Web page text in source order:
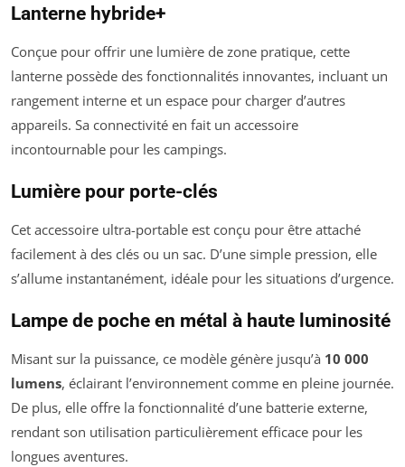
Lanterne hybride+
Conçue pour offrir une lumière de zone pratique, cette
lanterne possède des fonctionnalités innovantes, incluant un
rangement interne et un espace pour charger d’autres
appareils. Sa connectivité en fait un accessoire
incontournable pour les campings.
Lumière pour porte-clés
Cet accessoire ultra-portable est conçu pour être attaché
facilement à des clés ou un sac. D’une simple pression, elle
s’allume instantanément, idéale pour les situations d’urgence.
Lampe de poche en métal à haute luminosité
Misant sur la puissance, ce modèle génère jusqu’à 10 000
lumens, éclairant l’environnement comme en pleine journée.
De plus, elle offre la fonctionnalité d’une batterie externe,
rendant son utilisation particulièrement efficace pour les
longues aventures.